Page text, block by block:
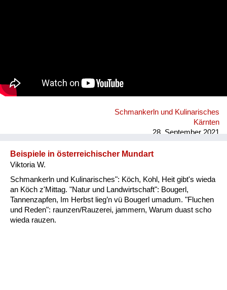
Schmankerln und Kulinarisches
Kärnten
28. September 2021
Beispiele in österreichischer Mundart
Viktoria W.
Schmankerln und Kulinarisches": Köch, Kohl, Heit gibt's wieda
an Köch z'Mittag. "Natur und Landwirtschaft": Bougerl,
Tannenzapfen, Im Herbst lieg’n vü Bougerl umadum. "Fluchen
und Reden": raunzen/Rauzerei, jammern, Warum duast scho
wieda rauzen.